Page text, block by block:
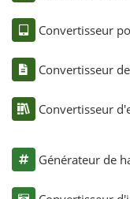
Convertisseur
Convertisseur
Convertisseur
Générateur de